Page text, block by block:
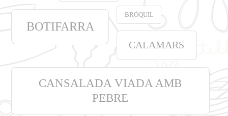
BOTIFARRA
BRÒQUIL
CALAMARS
CANSALADA VIADA AMB
PEBRE